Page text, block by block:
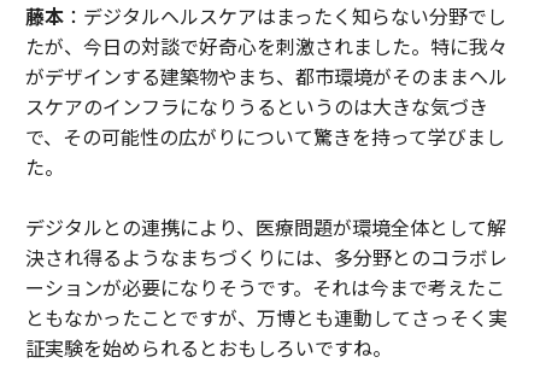
藤本：デジタルヘルスケアはまったく知らない分野でし
たが、今日の対談で好奇心を刺激されました。特に我々
がデザインする建築物やまち、都市環境がそのままヘル
スケアのインフラになりうるというのは大きな気づき
で、その可能性の広がりについて驚きを持って学びまし
た。
デジタルとの連携により、医療問題が環境全体として解
決され得るようなまちづくりには、多分野とのコラボレ
ーションが必要になりそうです。それは今まで考えたこ
ともなかったことですが、万博とも連動してさっそく実
証実験を始められるとおもしろいですね。